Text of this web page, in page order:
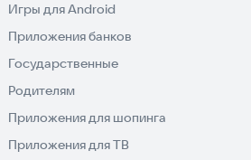
Игры для Android
Приложения банков
Государственные
Родителям
Приложения для шопинга
Приложения для ТВ